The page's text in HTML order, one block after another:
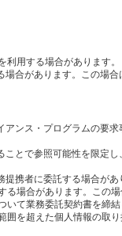
用する場合があります。
合があります。この場
アンス・プログラムの要
とで参照可能性を限定し
携者に委託する場合があ
る場合があります。この
いて業務委託契約書を締
囲を超えた個人情報の取